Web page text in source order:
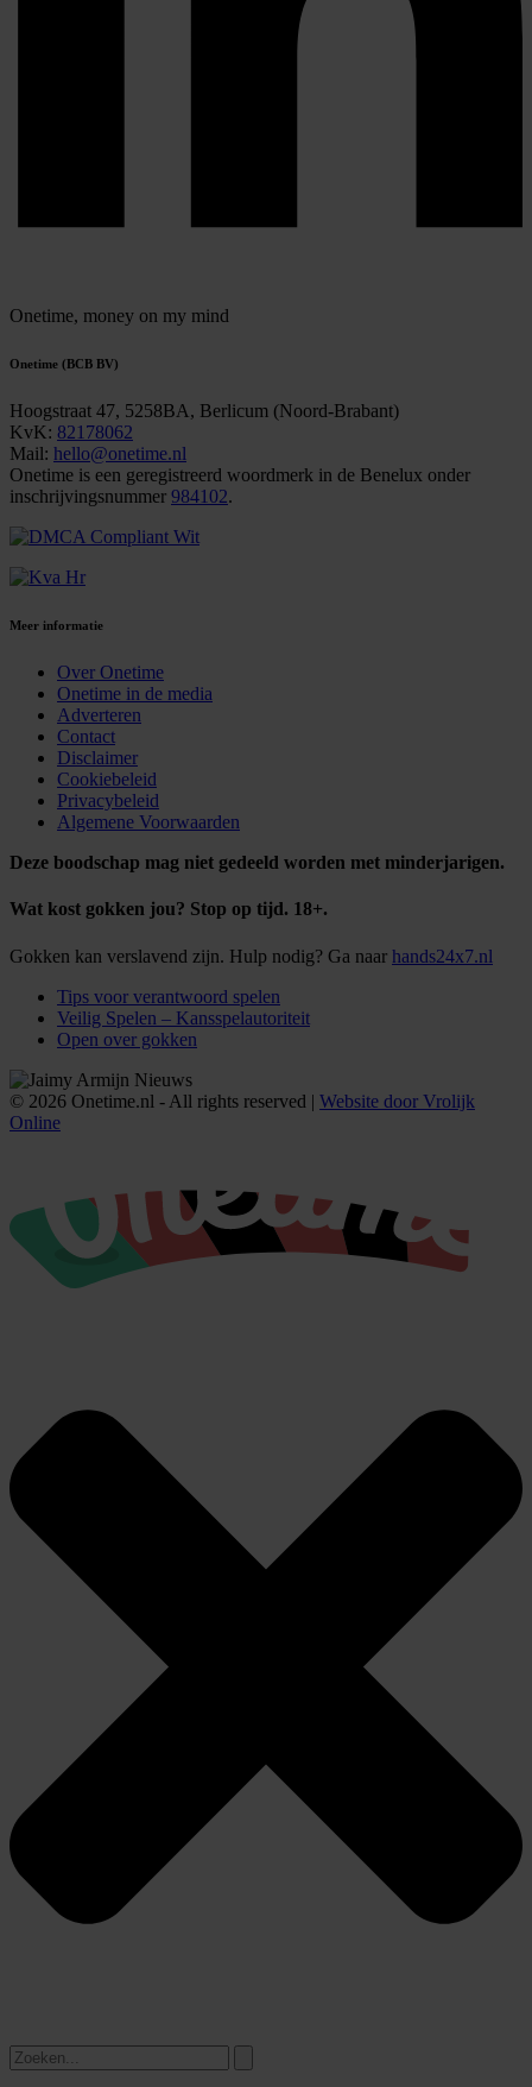
Onetime, money on my mind
Onetime (BCB BV)
Hoogstraat 47, 5258BA, Berlicum (Noord-Brabant)
KvK: 82178062
Mail: hello@onetime.nl
Onetime is een geregistreerd woordmerk in de Benelux onder
inschrijvingsnummer 984102.
Meer informatie
Over Onetime
Onetime in de media
Adverteren
Contact
Disclaimer
Cookiebeleid
Privacybeleid
Algemene Voorwaarden
Deze boodschap mag niet gedeeld worden met minderjarigen.
Wat kost gokken jou? Stop op tijd. 18+.
Gokken kan verslavend zijn. Hulp nodig? Ga naar hands24x7.nl
Tips voor verantwoord spelen
Veilig Spelen – Kansspelautoriteit
Open over gokken
© 2026 Onetime.nl - All rights reserved | Website door Vrolijk
Online